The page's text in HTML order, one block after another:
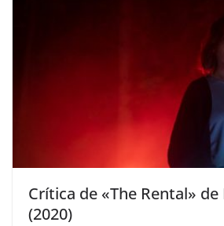
Crítica de «The Rental» de
(2020)